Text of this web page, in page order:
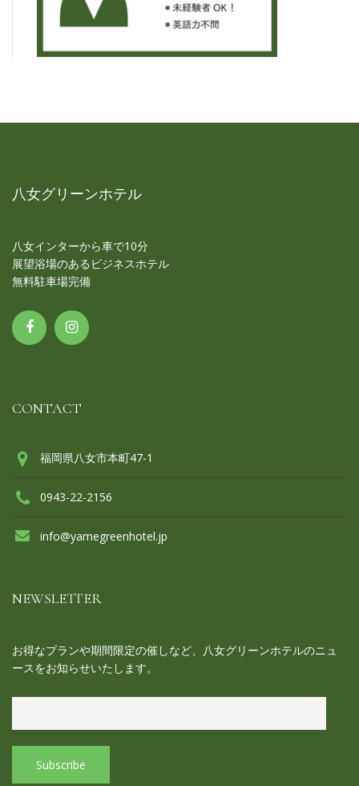
八女グリーンホテル
八女インターから車で10分
展望浴場のあるビジネスホテル
無料駐車場完備
CONTACT
福岡県八女市本町47-1
0943-22-2156
info@yamegreenhotel.jp
NEWSLETTER
お得なプランや期間限定の催しなど、八女グリーンホテルのニュ
ースをお知らせいたします。